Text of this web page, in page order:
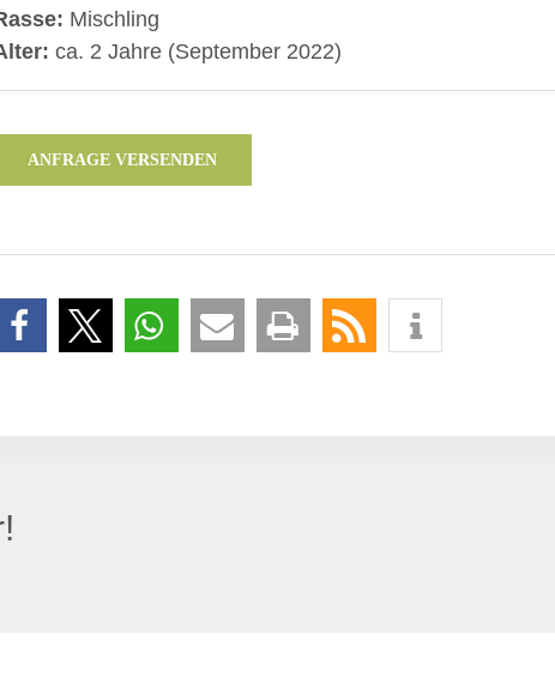
Mischling
ca. 2 Jahre (September 2022)
ANFRAGE VERSENDEN